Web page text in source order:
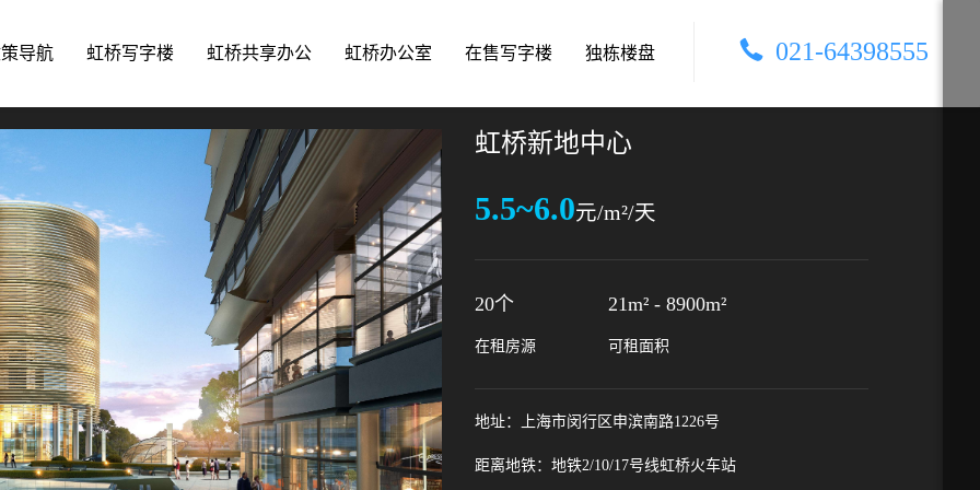
导航 虹桥写字楼 虹桥共享办公 虹桥办公室 在售写字楼 独栋楼盘 021-64398555
虹桥新地中心
5.5~6.0元/m²/天
20个 21m² - 8900m²
在租房源 可租面积
地址：上海市闵行区申滨南路1226号
距离地铁：地铁2/10/17号线虹桥火车站